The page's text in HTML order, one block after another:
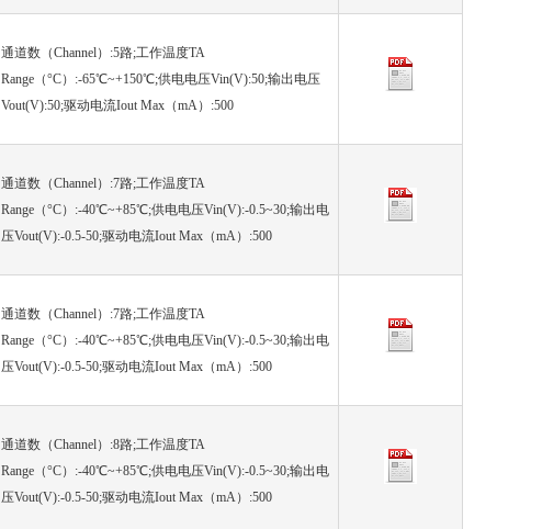
通道数（Channel）:5路;工作温度TA
Range（°C）:-65℃~+150℃;供电电压Vin(V):50;输出电压
Vout(V):50;驱动电流Iout Max（mA）:500
通道数（Channel）:7路;工作温度TA
Range（°C）:-40℃~+85℃;供电电压Vin(V):-0.5~30;输出电
压Vout(V):-0.5-50;驱动电流Iout Max（mA）:500
通道数（Channel）:7路;工作温度TA
Range（°C）:-40℃~+85℃;供电电压Vin(V):-0.5~30;输出电
压Vout(V):-0.5-50;驱动电流Iout Max（mA）:500
通道数（Channel）:8路;工作温度TA
Range（°C）:-40℃~+85℃;供电电压Vin(V):-0.5~30;输出电
压Vout(V):-0.5-50;驱动电流Iout Max（mA）:500